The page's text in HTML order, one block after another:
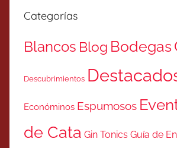
Categorías
Blancos Blog Bodegas
Descubrimientos
Económinos Espumosos
de Cata Gin Tonics Guía de